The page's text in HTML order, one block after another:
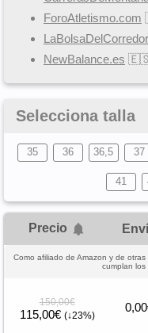
ForoAtletismo.com
NewBalance.es
Selecciona talla
35 36 36,5 37
41
Precio
Como afiliado de Amazon y de
cumplan los
150,00€
115,00€ (↓23%)